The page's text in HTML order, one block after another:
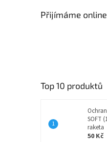
Přijímáme
Top 10 produktů
SOFT
raketa
50 Kč